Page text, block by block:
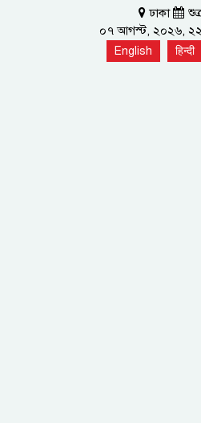
ঢাকা
০৭ আগস্ট, ২০২৬, ২২
English हिन्दी